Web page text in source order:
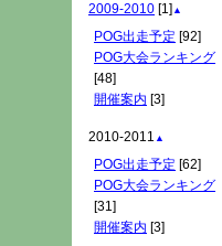
2009-2010 [1] ▲
POG出走予定 [92]
POG大会ランキング
[48]
開催案内 [3]
2010-2011 ▲
POG出走予定 [62]
POG大会ランキング
[31]
開催案内 [3]